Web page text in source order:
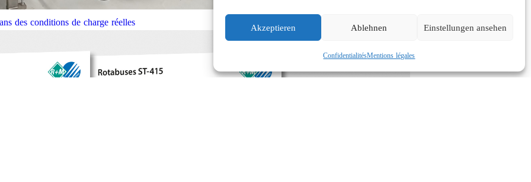
Akzeptieren Ablehnen Einstellungen ansehen
ConfidentialitésMentions légales
des conditions de charge réelles